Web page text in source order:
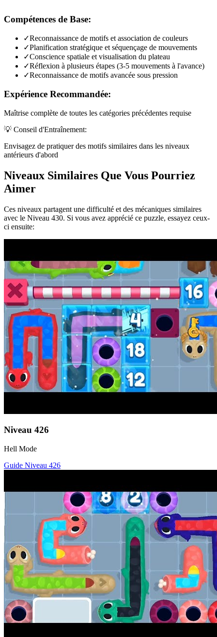
Compétences de Base:
✓Reconnaissance de motifs et association de couleurs
✓Planification stratégique et séquençage de mouvements
✓Conscience spatiale et visualisation du plateau
✓Réflexion à plusieurs étapes (3-5 mouvements à l'avance)
✓Reconnaissance de motifs avancée sous pression
Expérience Recommandée:
Maîtrise complète de toutes les catégories précédentes requise
💡 Conseil d'Entraînement:
Envisagez de pratiquer des motifs similaires dans les niveaux
antérieurs d'abord
Niveaux Similaires Que Vous Pourriez
Aimer
Ces niveaux partagent une difficulté et des mécaniques similaires
avec le Niveau 430. Si vous avez apprécié ce puzzle, essayez ceux-
ci ensuite:
Niveau 426
Hell Mode
Guide Niveau 426